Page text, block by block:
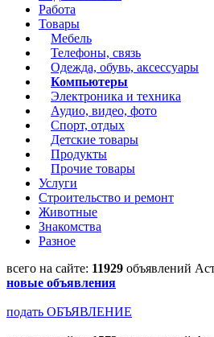
Работа
Товары
Мебель
Телефоны, связь
Одежда, обувь, аксессуары
Компьютеры
Электроника и техника
Аудио, видео, фото
Спорт, отдых
Детские товары
Продукты
Прочие товары
Услуги
Строительство и ремонт
Животные
Знакомства
Разное
всего на сайте: 11929 объявлений
новые объявления
подать ОБЪЯВЛЕНИЕ